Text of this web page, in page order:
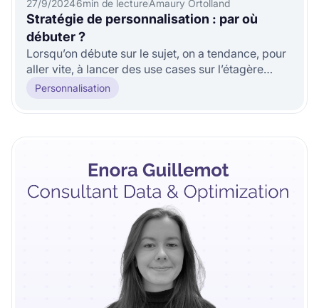
27/9/20246min de lectureAmaury Ortolland
Stratégie de personnalisation : par où
débuter ?
Lorsqu’on débute sur le sujet, on a tendance, pour
aller vite, à lancer des use cases sur l’étagère
proposés par l’outil d’
Personnalisation